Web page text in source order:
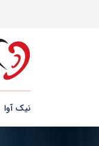
نیک آوا